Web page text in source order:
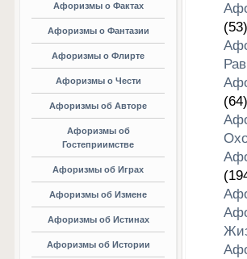
Афоризмы о Фактах
Афоризмы о Фантазии
Афоризмы о Флирте
Афоризмы о Чести
Афоризмы об Авторе
Афоризмы об
Гостеприимстве
Афоризмы об Играх
Афоризмы об Измене
Афоризмы об Истинах
Афоризмы об Истории
(53)
(64)